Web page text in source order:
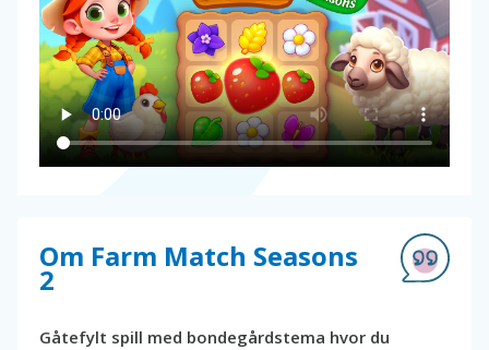
Om Farm Match Seasons
2
Gåtefylt spill med bondegårdstema hvor du